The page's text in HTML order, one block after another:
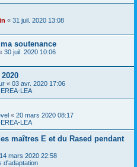
« 31 juil. 2020 13:08
soutenance
30 juil. 2020 10:06
« 03 avr. 2020 17:06
LEA
« 20 mars 2020 08:17
LEA
maîtres E et du Rased pendant
14 mars 2020 22:58
d'adaptation